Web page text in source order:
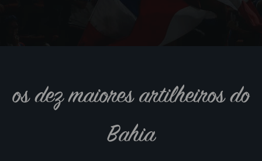
os dez maiores artilheiros do
Bahia